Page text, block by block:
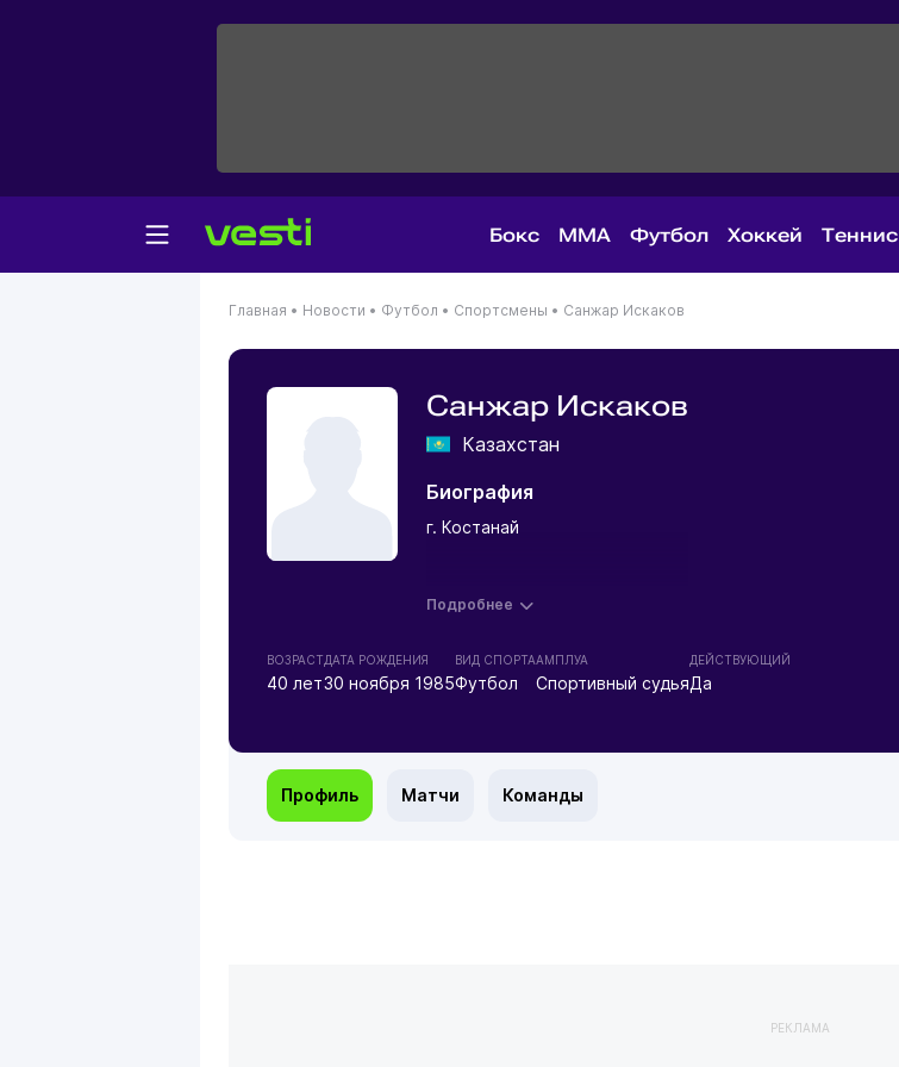
Бокс MMA Футбол Хоккей Теннис
Главная • Новости • Футбол • Спортсмены • Санжар Искаков
Санжар Искаков
Казахстан
Биография
г. Костанай
Подробнее
ВОЗРАСТ
40 лет
ДАТА РОЖДЕНИЯ
30 ноября 1985
ВИД СПОРТА
Футбол
АМПЛУА
Спортивный судья
ДЕЙСТВУЮЩИЙ
Да
Профиль Матчи Команды
РЕКЛАМА